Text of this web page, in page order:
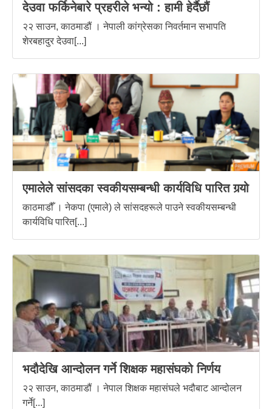
देउवा फर्किनेबारे प्रहरीले भन्यो : हामी हेर्दैछौं
२२ साउन, काठमाडौं । नेपाली कांग्रेसका निवर्तमान सभापति
शेरबहादुर देउवा[...]
एमालेले सांसदका स्वकीयसम्बन्धी कार्यविधि पारित गर्‍यो
काठमाडौँ । नेकपा (एमाले) ले सांसदहरूले पाउने स्वकीयसम्बन्धी
कार्यविधि पारित[...]
भदौदेखि आन्दोलन गर्ने शिक्षक महासंघको निर्णय
२२ साउन, काठमाडौं । नेपाल शिक्षक महासंघले भदौबाट आन्दोलन
गर्ने[...]